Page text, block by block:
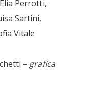
Perrotti,
Sartini,
Vitale
– grafica